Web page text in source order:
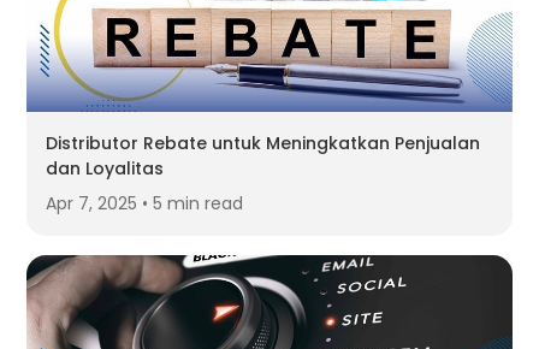
Distributor Rebate untuk Meningkatkan Penjualan
dan Loyalitas
Apr 7, 2025 • 5 min read